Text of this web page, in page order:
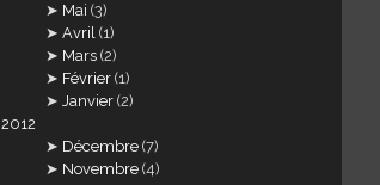
Mai (3)
Avril (1)
Mars (2)
Février (1)
Janvier (2)
2012
Décembre (7)
Novembre (4)